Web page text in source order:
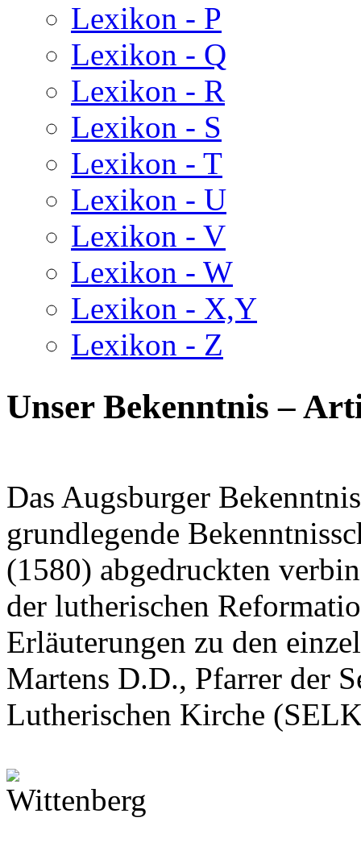
Lexikon - P
Lexikon - Q
Lexikon - R
Lexikon - S
Lexikon - T
Lexikon - U
Lexikon - V
Lexikon - W
Lexikon - X,Y
Lexikon - Z
Unser Bekenntnis –
Das Augsburger
grundlegende
(1580) abgedruckten
der lutherischen
Erläuterungen zu den
Martens D.D., Pfarrer der
Lutherischen Kirche